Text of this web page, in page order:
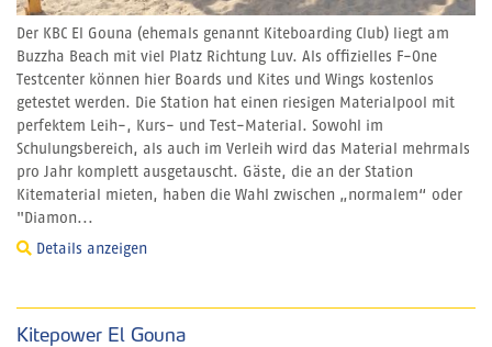
Der KBC El Gouna (ehemals genannt Kiteboarding Club) liegt am
Buzzha Beach mit viel Platz Richtung Luv. Als offizielles F-One
Testcenter können hier Boards und Kites und Wings kostenlos
getestet werden. Die Station hat einen riesigen Materialpool mit
perfektem Leih-, Kurs- und Test-Material. Sowohl im
Schulungsbereich, als auch im Verleih wird das Material mehrmals
pro Jahr komplett ausgetauscht. Gäste, die an der Station
Kitematerial mieten, haben die Wahl zwischen „normalem“ oder
"Diamon...
Details anzeigen
Kitepower El Gouna